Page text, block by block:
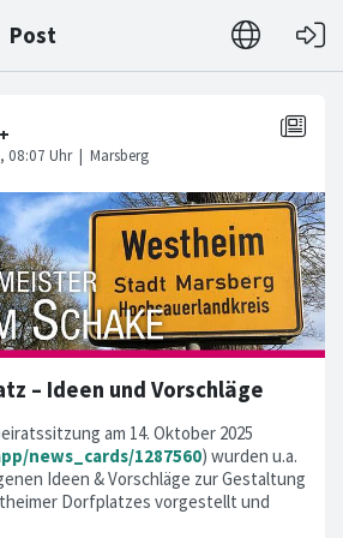
Post
– Ideen und Vorschläge
am 14. Oktober 2025
news_cards/1287560) wurden u.a.
Ideen & Vorschläge zur Gestaltung
Dorfplatzes vorgestellt und